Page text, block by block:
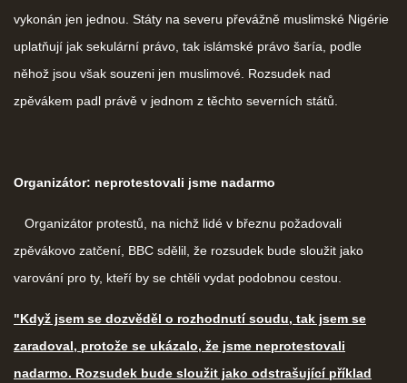
vykonán jen jednou. Státy na severu převážně muslimské Nigérie
uplatňují jak sekulární právo, tak islámské právo šaría, podle
něhož jsou však souzeni jen muslimové. Rozsudek nad
zpěvákem padl právě v jednom z těchto severních států.
Organizátor: neprotestovali jsme nadarmo
Organizátor protestů, na nichž lidé v březnu požadovali
zpěvákovo zatčení, BBC sdělil, že rozsudek bude sloužit jako
varování pro ty, kteří by se chtěli vydat podobnou cestou.
"Když jsem se dozvěděl o rozhodnutí soudu, tak jsem se
zaradoval, protože se ukázalo, že jsme neprotestovali
nadarmo. Rozsudek bude sloužit jako odstrašující příklad